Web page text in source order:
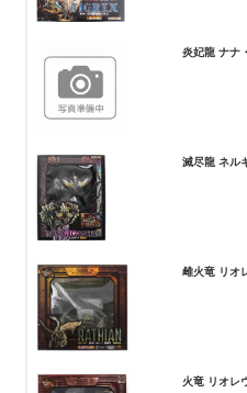
炎妃龍 ナナ
滅尽龍 ネル
雌火竜 リオ
火竜 リオレ